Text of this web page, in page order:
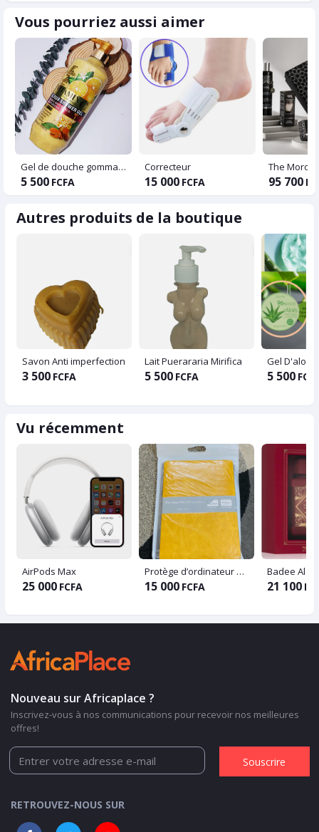
Vous pourriez aussi aimer
Gel de douche gommant
5 500 FCFA
Correcteur
15 000 FCFA 95 700
Autres produits de la boutique
Savon Anti imperfection
3 500 FCFA
Lait Puerararia Mirifica
5 500 FCFA
Gel
5 500
Vu récemment
AirPods Max
25 000 FCFA
Protège d’ordinateur et ordinateur
15 000 FCFA 21 100
Nouveau sur Africaplace ?
Inscrivez-vous à nos communications pour recevoir nos meilleures
offres!
Souscrire
RETROUVEZ-NOUS SUR